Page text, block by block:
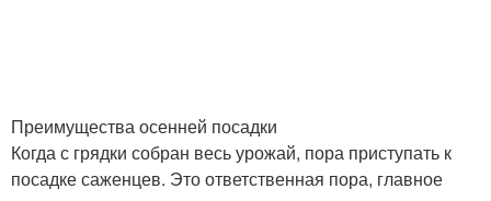
Преимущества осенней посадки
Когда с грядки собран весь урожай, пора приступать к
посадке саженцев. Это ответственная пора, главное